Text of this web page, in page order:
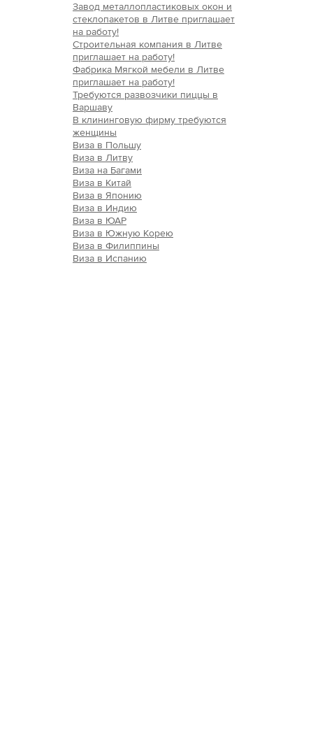
Завод металлопластиковых окон и
стеклопакетов в Литве приглашает
на работу!
Строительная компания в Литве
приглашает на работу!
Фабрика Мягкой мебели в Литве
приглашает на работу!
Требуются развозчики пиццы в
Варшаву
В клининговую фирму требуются
женщины
Виза в Польшу
Виза в Литву
Виза на Багами
Виза в Китай
Виза в Японию
Виза в Индию
Виза в ЮАР
Виза в Южную Корею
Виза в Филиппины
Виза в Испанию